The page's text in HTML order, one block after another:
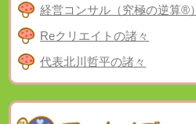
経営コンサル（究極の逆算®）
Reクリエイトの諸々
代表北川哲平の諸々